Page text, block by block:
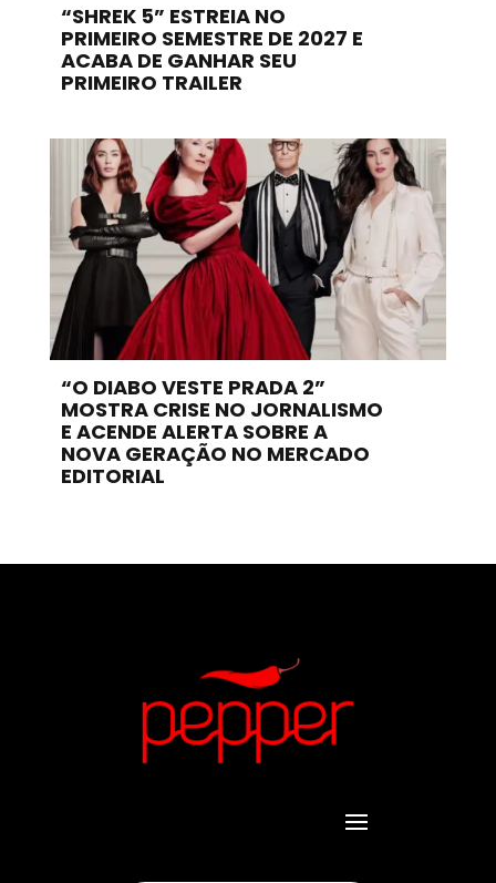
“SHREK 5” ESTREIA NO
PRIMEIRO SEMESTRE DE 2027 E
ACABA DE GANHAR SEU
PRIMEIRO TRAILER
“O DIABO VESTE PRADA 2”
MOSTRA CRISE NO JORNALISMO
E ACENDE ALERTA SOBRE A
NOVA GERAÇÃO NO MERCADO
EDITORIAL